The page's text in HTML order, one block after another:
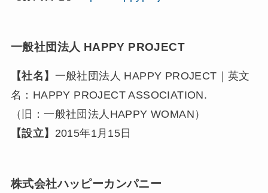
一般社団法人 HAPPY PROJECT
【社名】 一般社団法人 HAPPY PROJECT｜英文
名：HAPPY PROJECT ASSOCIATION.
（旧：一般社団法人HAPPY WOMAN）
【設立】 2015年1月15日
株式会社ハッピーカンパニー